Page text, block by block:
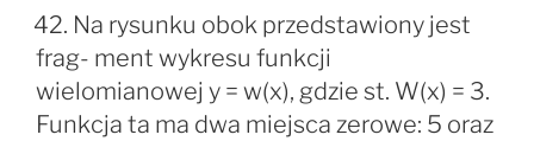
42. Na rysunku obok przedstawiony jest
frag- ment wykresu funkcji
wielomianowej y = w(x), gdzie st. W(x) = 3.
Funkcja ta ma dwa miejsca zerowe: 5 oraz